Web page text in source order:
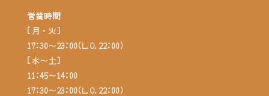
営業時間
[月・火]
17:30～23:00(L.O.22:00)
[水～土]
11:45～14:00
17:30～23:00(L.O.22:00)